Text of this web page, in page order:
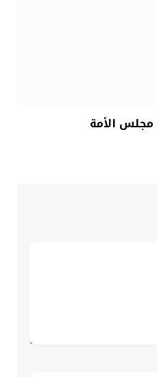
الأمة